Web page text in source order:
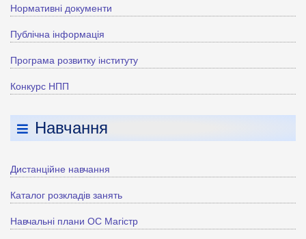
Нормативні документи
Публічна інформація
Програма розвитку інституту
Конкурс НПП
Навчання
Дистанційне навчання
Каталог розкладів занять
Навчальні плани ОС Магістр